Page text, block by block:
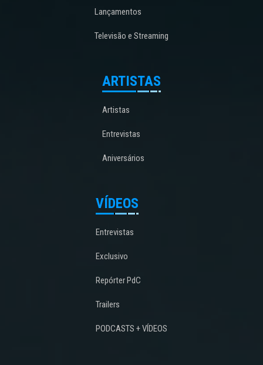
Lançamentos
Televisão e Streaming
ARTISTAS
Artistas
Entrevistas
Aniversários
VÍDEOS
Entrevistas
Exclusivo
Repórter PdC
Trailers
PODCASTS + VÍDEOS